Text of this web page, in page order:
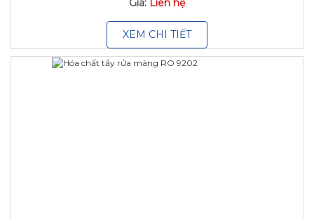
Giá: Liên hệ
XEM CHI TIẾT